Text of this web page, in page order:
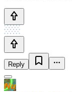
Reply